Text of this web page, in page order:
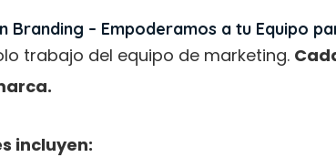
Branding – Empoderamos a tu Equipo
trabajo del equipo de marketing.
incluyen: